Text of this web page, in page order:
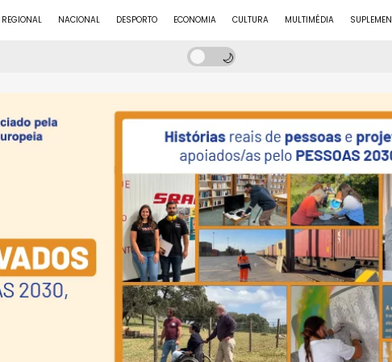
REGIONAL NACIONAL DESPORTO ECONOMIA CULTURA MULTIMÉDIA